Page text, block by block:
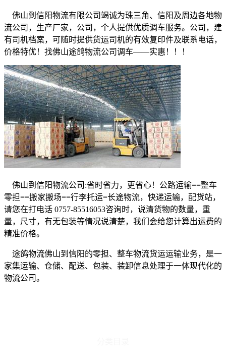
佛山到信阳物流有限公司竭诚为珠三角、信阳及周边各地物
流公司，生产厂家，公司，个人提供优质调车服务。公司，建
有司机档案，可随时提供货运司机的有效复印件及联系电话，
价格特优！找佛山途鸽物流公司调车——实惠！！！
佛山到信阳物流公司 :省时省力，更省心！公路运输==整车
零担==搬家搬场==行李托运=长途物流，快递运输，配货站，
请您在打电话 0757-85516053咨询时，说清货物的数量，重
量，尺寸，有无包装等情况说清楚，我们会给您计算出运费的
精准价格。
途鸽物流佛山到信阳的零担、整车物流货运运输业务，是一
家集运输、仓储、配送、包装、装卸信息处理于一体现代化的
物流公司。